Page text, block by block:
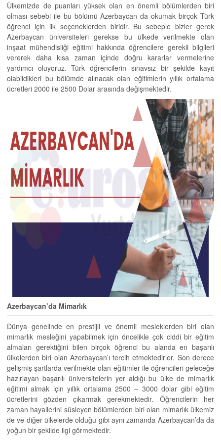
Ülkemizde de puanları yüksek olan en önemli bölümlerden biri
olması sebebi ile bu bölümü Azerbaycan da okumak birçok Türk
öğrenci için ilk seçeneklerden biridir. Bu sebeple bizler gerek
Azerbaycan üniversiteleri gerekse bu ülkede verilmekte olan
inşaat mühendisliği eğitimi hakkında öğrencilere gerekli bilgileri
vererek daha kısa zaman içinde doğru kararlar vermelerine
yardımcı oluyoruz. Türk öğrencilerin sınavsız bir şekilde kayıt
olabildikleri bu bölümde alınacak olan eğitimlerin yıllık ortalama
ücretleri 2000 ile 2500 Dolar arasında değişmektedir.
Azerbaycan’da Mimarlık
Dünya genelinde en prestijli ve önemli mesleklerden biri olan
mimarlık mesleğini yapabilmek için öncelikle çok ciddi bir eğitim
almaları gerektiğini bilen birçok öğrenci bu alanda en başarılı
ülkelerden biri olan Azerbaycan’ı tercih etmektedirler. Son derece
gelişmiş şartlarda verilmekte olan eğitimler ile öğrencileri geleceğe
hazırlayan başarılı üniversitelerin yer aldığı bu ülke de mimarlık
eğitimi almak için yıllık ortalama 2500 – 3000 dolar gibi eğitim
ücretlerini gözden çıkarmak gerekmektedir. Öğrencilerin her
zaman hayallerini süsleyen bölümlerden biri olan mimarlık ülkemiz
de ve diğer ülkelerde olduğu gibi aynı zamanda Azerbaycan’da da
yoğun bir şekilde ilgi görmektedir.